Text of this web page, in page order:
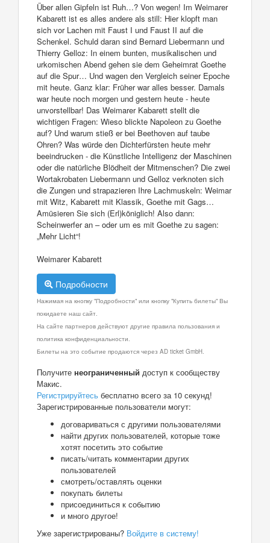
Über allen Gipfeln ist Ruh…? Von wegen! Im Weimarer
Kabarett ist es alles andere als still: Hier klopft man
sich vor Lachen mit Faust I und Faust II auf die
Schenkel. Schuld daran sind Bernard Liebermann und
Thierry Gelloz: In einem bunten, musikalischen und
urkomischen Abend gehen sie dem Geheimrat Goethe
auf die Spur… Und wagen den Vergleich seiner Epoche
mit heute. Ganz klar: Früher war alles besser. Damals
war heute noch morgen und gestern heute - heute
unvorstellbar! Das Weimarer Kabarett stellt die
wichtigen Fragen: Wieso blickte Napoleon zu Goethe
auf? Und warum stieß er bei Beethoven auf taube
Ohren? Was würde den Dichterfürsten heute mehr
beeindrucken - die Künstliche Intelligenz der Maschinen
oder die natürliche Blödheit der Mitmenschen? Die zwei
Wortakrobaten Liebermann und Gelloz verknoten sich
die Zungen und strapazieren Ihre Lachmuskeln: Weimar
mit Witz, Kabarett mit Klassik, Goethe mit Gags…
Amüsieren Sie sich (Erl)königlich! Also dann:
Scheinwerfer an – oder um es mit Goethe zu sagen:
„Mehr Licht“!
Weimarer Kabarett
Подробности
Нажимая на кнопку "Подробности" или кнопку "Купить билеты" Вы
покидаете наш сайт.
На сайте партнеров действуют другие правила пользования и
политика конфиденциальности.
Билеты на это событие продаются через AD ticket GmbH.
Получите неограниченный доступ к сообществу
Макис.
Регистрируйтесь бесплатно всего за 10 секунд!
Зарегистрированные пользователи могут:
договариваться с другими пользователями
найти других пользователей, которые тоже
хотят посетить это событие
писать/читать комментарии других
пользователей
смотреть/оставлять оценки
покупать билеты
присоединиться к событию
и много другое!
Уже зарегистрированы? Войдите в систему!